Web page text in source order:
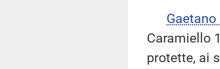
Gaetano
Caramiello
protette, ai